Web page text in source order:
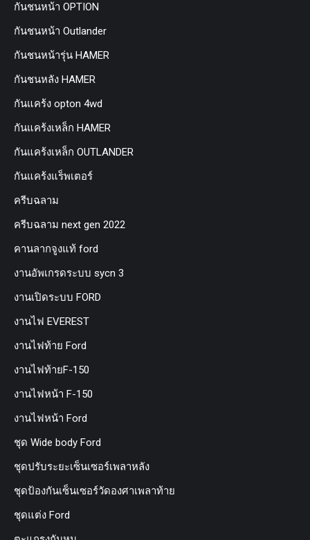
กันชนหน้า OPTION
กันชนหน้า Outlander
กันชนหน้ารุ่น HAMER
กันชนหลัง HAMER
กันแคร้ง opton 4wd
กันแคร้งเหล็ก HAMER
กันแคร้งเหล็ก OUTLANDER
กันแคร้งแร็พเตอร์
ครีบฉลาม
ครีบฉลาม next gen 2022
คานลากจูงแท้ ford
งานอัพเกรดระบบ sycn 3
งานเปิดระบบ FORD
งานไฟ EVEREST
งานไฟท้าย Ford
งานไฟท้ายF-150
งานไฟหน้า F-150
งานไฟหน้า Ford
ชุด Wide body Ford
ชุดปรับระยะเซ็นเซอร์เพลาหลัง
ชุดป้องกันเซ็นเซอร์วัดองศาเพลาท้าย
ชุดแต่ง Ford